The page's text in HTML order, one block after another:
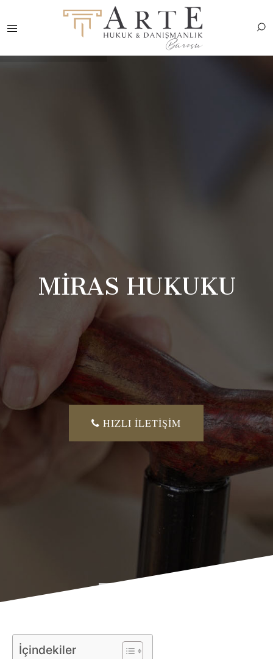
MİRAS HUKUKU
HIZLI İLETİŞİM
İçindekiler